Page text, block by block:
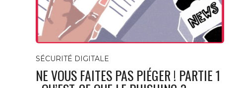
SÉCURITÉ DIGITALE
NE VOUS FAITES PAS PIÉGER ! PARTIE 1